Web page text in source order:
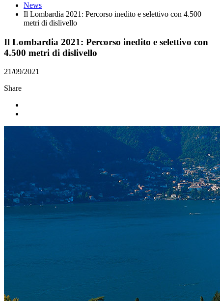
News
Il Lombardia 2021: Percorso inedito e selettivo con 4.500
metri di dislivello
Il Lombardia 2021: Percorso inedito e selettivo con
4.500 metri di dislivello
21/09/2021
Share